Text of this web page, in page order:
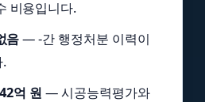
비용입니다.
음— -간 행정처분 이력이
.
억 원 — 시공능력평가와